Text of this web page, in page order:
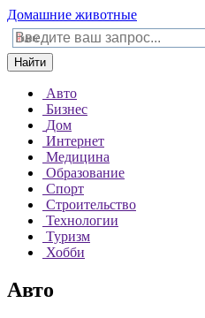
Домашние животные
Найти
Авто
Бизнес
Дом
Интернет
Медицина
Образование
Спорт
Строительство
Технологии
Туризм
Хобби
Авто